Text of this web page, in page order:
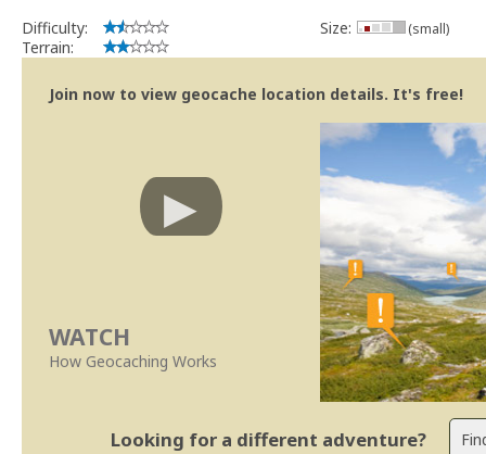
Difficulty:
Terrain:
Size: (small)
Join now to view geocache location details. It's free!
WATCH
How Geocaching Works
Looking for a different adventure?